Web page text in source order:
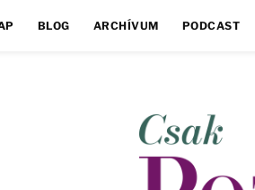
BLOG ARCHÍVUM PODCAST